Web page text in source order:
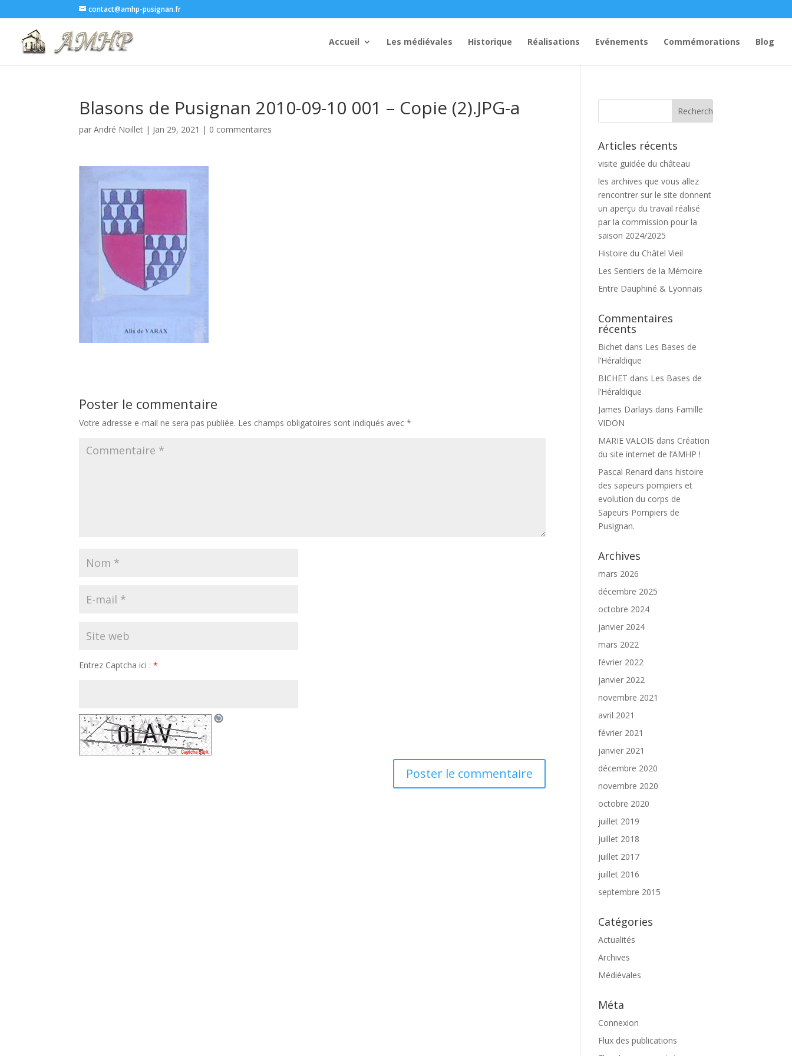
contact@amhp-pusignan.fr
Accueil Les médiévales Historique Réalisations Evénements Commémorations Blog
Blasons de Pusignan 2010-09-10 001 – Copie (2).JPG-a
parAndré Noillet | Jan 29, 2021 | 0 commentaires
Poster le commentaire
Votre adresse e-mail ne sera pas publiée. Les champs obligatoires sont indiqués avec*
Entrez Captcha ici :*
Articles récents
visite guidée du château
les archives que vous allez
rencontrer sur le site donnent
un aperçu du travail réalisé
par la commission pour la
saison 2024/2025
Histoire du Châtel Vieil
Les Sentiers de la Mémoire
Entre Dauphiné & Lyonnais
Commentaires
récents
Bichet dans Les Bases de
l’Héraldique
BICHET dans Les Bases de
l’Héraldique
James Darlays dans Famille
VIDON
MARIE VALOIS dans Création
du site internet de l’AMHP !
Pascal Renard danshistoire
des sapeurs pompiers et
evolution du corps de
Sapeurs Pompiers de
Pusignan.
Archives
mars 2026
décembre 2025
octobre 2024
janvier 2024
mars 2022
février 2022
janvier 2022
novembre 2021
avril 2021
février 2021
janvier 2021
décembre 2020
novembre 2020
octobre 2020
juillet 2019
juillet 2018
juillet 2017
juillet 2016
septembre 2015
Catégories
Actualités
Archives
Médiévales
Méta
Connexion
Flux des publications